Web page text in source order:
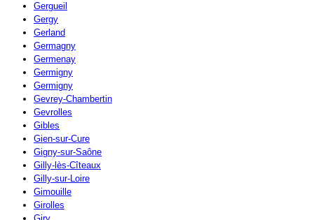
Gergueil
Gergy
Gerland
Germagny
Germenay
Germigny
Germigny
Gevrey-Chambertin
Gevrolles
Gibles
Gien-sur-Cure
Gigny-sur-Saône
Gilly-lès-Cîteaux
Gilly-sur-Loire
Gimouille
Girolles